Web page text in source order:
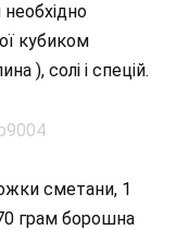
кубиком
), солі і спецій.
сметани, 1
грам борошна